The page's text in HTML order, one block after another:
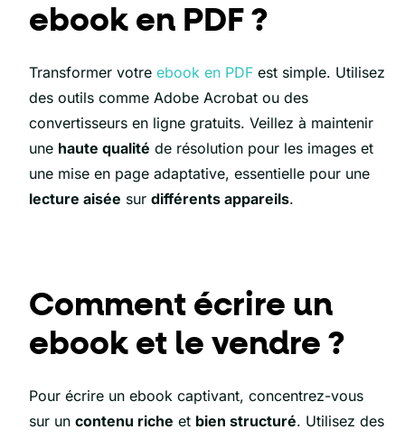
ebook en PDF ?
Transformer votreebook en PDF est simple. Utilisez
des outils comme Adobe Acrobat ou des
convertisseurs en ligne gratuits. Veillez à maintenir
une haute qualité de résolution pour les images et
une mise en page adaptative, essentielle pour une
lecture aisée surdifférents appareils.
Comment écrire un
ebook et le vendre ?
Pour écrire un ebook captivant, concentrez-vous
sur uncontenu riche et bien structuré. Utilisez des